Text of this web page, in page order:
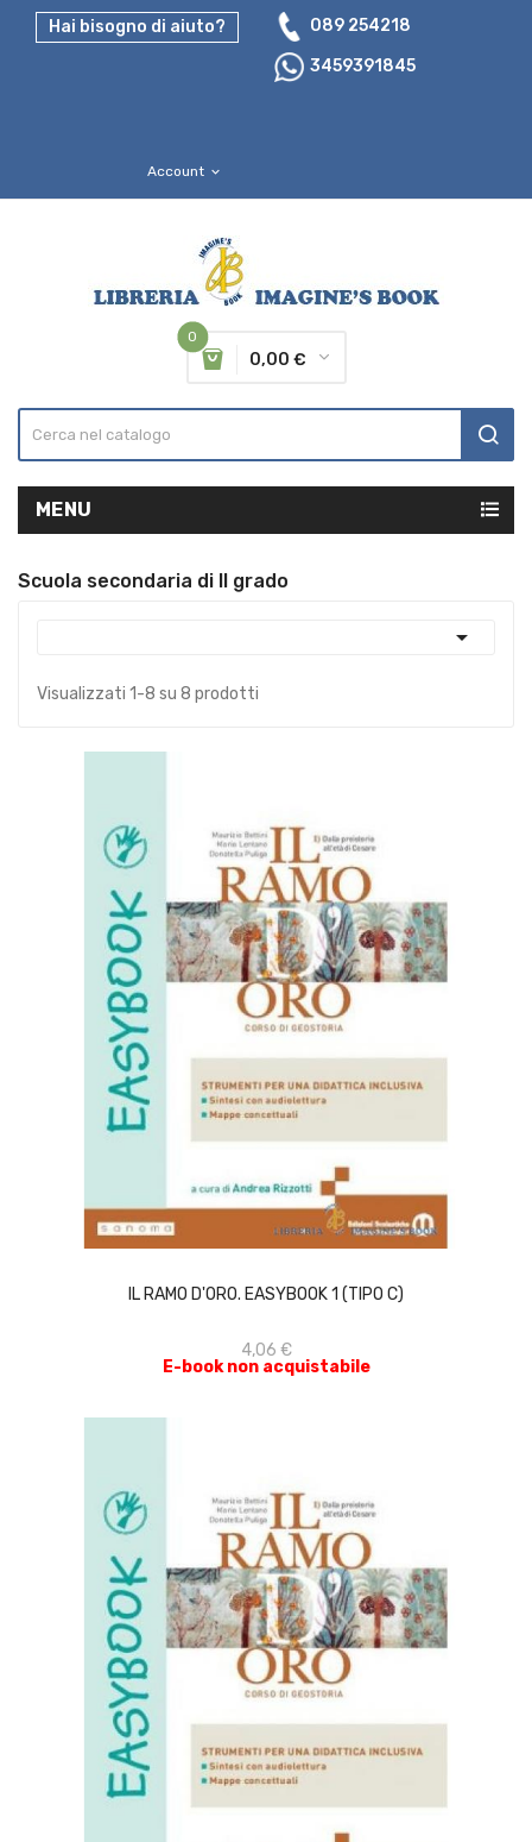
Hai bisogno di aiuto?
089 254218
3459391845
Account expand_more
0
0,00 €
MENU
Scuola secondaria di II grado

Visualizzati 1-8 su 8 prodotti
IL RAMO D'ORO. EASYBOOK 1 (TIPO C)
4,06 €
E-book non acquistabile
ACQUISTA